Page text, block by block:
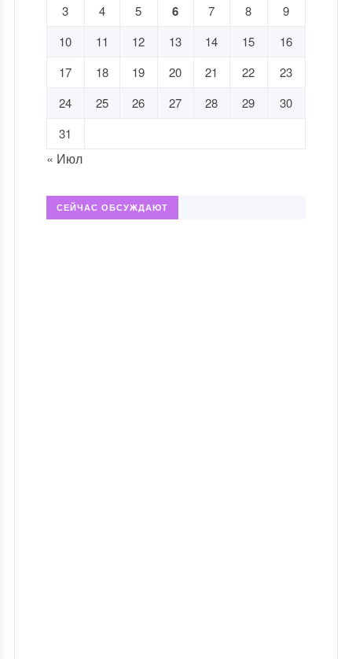
3
4 5 6 7 8
9
10
11 12 13 14 15
16
17
18 19 20 21 22
23
24
25 26 27 28 29
30
31
« Июл
СЕЙЧАС ОБСУЖДАЮТ